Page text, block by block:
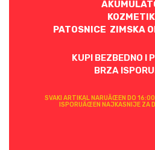
PATOSNICE ZIMSKA
KUPI BEZBEDNO I
BRZA
SVAKI ARTIKAL NARUÄŒEN DO
ISPORUÄŒEN NAJKASNIJE ZA